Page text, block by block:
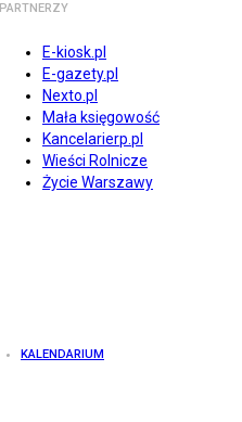
PARTNERZY
E-kiosk.pl
E-gazety.pl
Nexto.pl
Mała księgowość
Kancelarierp.pl
Wieści Rolnicze
Życie Warszawy
KALENDARIUM